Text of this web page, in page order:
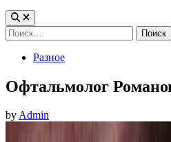
Найти:
PostedРазное
Офтальмолог
byAdmin